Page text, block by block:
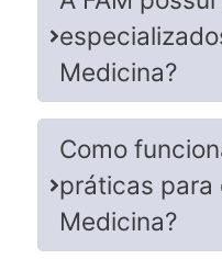
Medicina?
Como
práticas para
Medicina?